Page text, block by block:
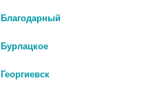
АКРИОЛ ПРО КРЕМ 2,5%+2,5%
335 руб.
Благодарный
Бурлацкое
Георгиевск